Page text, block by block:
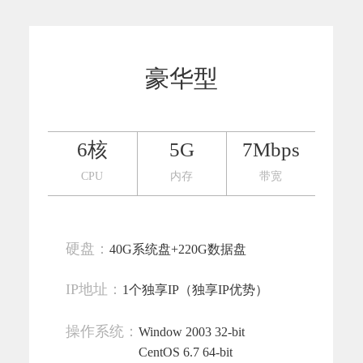
豪华型
6核
CPU
5G
内存
7Mbps
带宽
硬盘： 40G系统盘+220G数据盘
IP地址： 1个独享IP（独享IP优势）
操作系统： Window 2003 32-bit
CentOS 6.7 64-bit